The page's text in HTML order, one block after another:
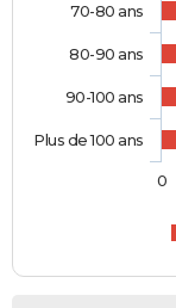
70-80 ans
80-90 ans
90-100 ans
Plus de 100 ans
0